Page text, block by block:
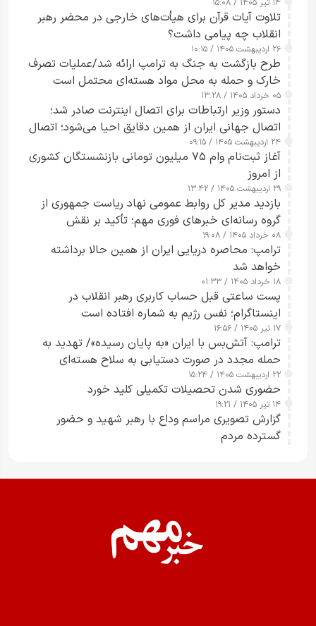
۱۴ تیر ۱۴۰۵ / ۱۵:۰۸
تلاوت آیات قرآن برای هیأت‌های خارجی در محضر رهبر
انقلاب چه پیامی داشت؟
۲۶ اردیبهشت ۱۴۰۵ / ۱۰:۱۵
طرح‌ بازگشت به جنگ به ترامپ ارائه شد/عملیات تصرف
خارک و حمله به محل مواد هسته‌ای محتمل است
۰۵ خرداد ۱۴۰۵ / ۱۳:۲۸
دستور وزیر ارتباطات برای اتصال اینترنت صادر شد؛
اتصال جهانی ایران از همین دقایق احیا می‌شود؛ اتصال
کامل مردم تا ۲۴ ساعت آینده
۲۴ اردیبهشت ۱۴۰۵ / ۰۹:۱۵
آغاز ثبت‌نام وام ۷۵ میلیون تومانی بازنشستگان کشوری
از امروز
۲۹ اردیبهشت ۱۴۰۵ / ۱۳:۴۲
بازدید مدیر کل روابط عمومی نهاد ریاست جمهوری از
گروه رسانه‌ای خبرهای فوری مهم؛ تأکید بر نقش
رسانه‌های هوشمند و مسئول در ارتقای آگاهی عمومی
۰۸ خرداد ۱۴۰۵ / ۱۹:۰۸
ترامپ: محاصره دریایی ایران از همین حالا برداشته
خواهد شد
۱۸ خرداد ۱۴۰۵ / ۰۱:۳۳
پست ساعتی قبل حساب کاربری رهبر انقلاب در
اینستاگرام؛ نفس رژیم به شماره افتاده است​
۱۷ تیر ۱۴۰۵ / ۱۶:۵۶
ترامپ: آتش‌بس با ایران «به پایان رسیده»/ تهدید به
حمله مجدد در صورت دستیابی به سلاح هسته‌ای
۲۲ اردیبهشت ۱۴۰۵ / ۱۵:۲۴
حضوری شدن تحصیلات تکمیلی کلید خورد
۱۴ تیر ۱۴۰۵ / ۱۹:۲۱
گزارش تصویری مراسم وداع با رهبر شهید و حضور
گسترده مردم